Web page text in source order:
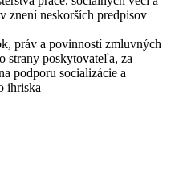
znení neskorších predpisov
práv a povinností zmluvných
strany poskytovateľa, za
podporu socializácie a
ihriska